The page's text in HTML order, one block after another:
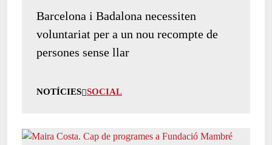
Barcelona i Badalona necessiten
voluntariat per a un nou recompte de
persones sense llar
NOTÍCIES SOCIAL